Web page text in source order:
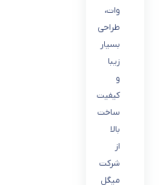
وات،
طراحی
بسیار
زیبا
و
کیفیت
ساخت
بالا
از
شرکت
میگل